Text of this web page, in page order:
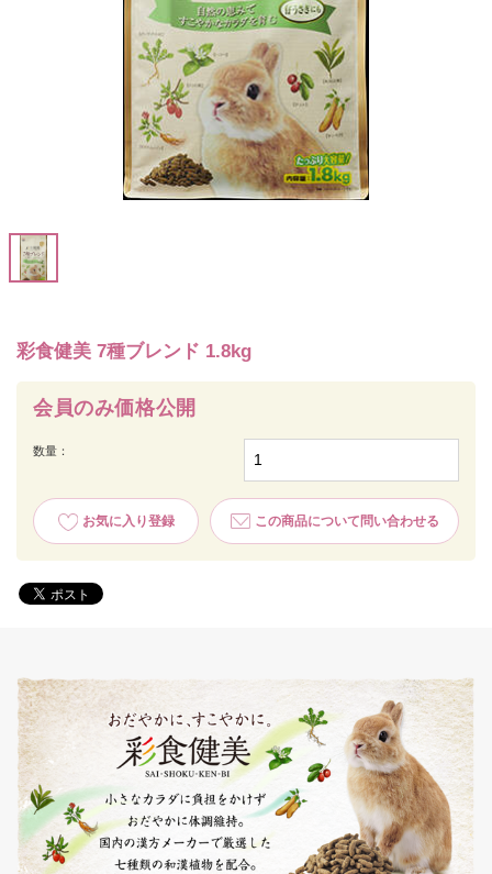
彩食健美 7種ブレンド 1.8kg
会員のみ価格公開
数量：
お気に入り登録 この商品について問い合わせる